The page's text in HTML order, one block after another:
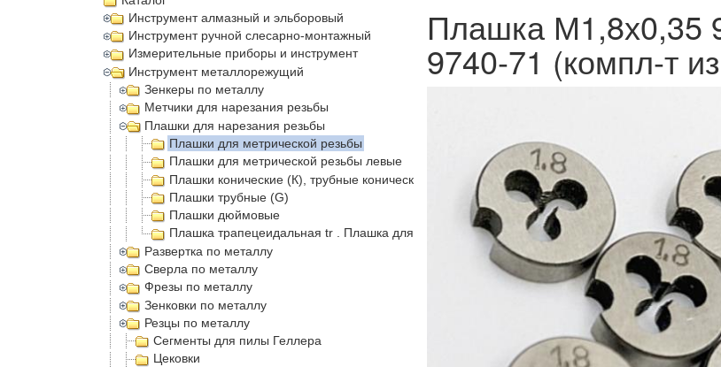
Инструмент алмазный и эльборовый
Инструмент ручной слесарно-монтажный
Измерительные приборы и инструмент
Инструмент металлорежущий
Зенкеры по металлу
Метчики для нарезания резьбы
Плашки для нарезания резьбы
Плашки для метрической резьбы
Плашки для метрической резьбы левые
Плашки конические (К), трубные конические (R)
Плашки трубные (G)
Плашки дюймовые
Плашка трапецеидальная tr . Плашка для нарезания трапецеидальной резьбы.
Развертка по металлу
Сверла по металлу
Фрезы по металлу
Зенковки по металлу
Резцы по металлу
Сегменты для пилы Геллера
Цековки
Плашка
9740-71 (компл-т